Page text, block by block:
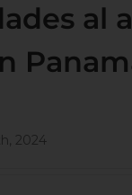
al
2024